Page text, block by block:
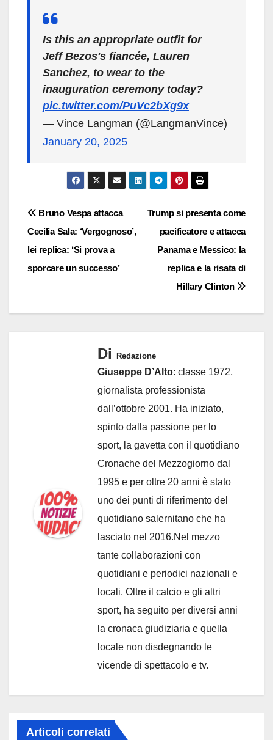
Is this an appropriate outfit for
Jeff Bezos's fiancée, Lauren
Sanchez, to wear to the
inauguration ceremony today?
pic.twitter.com/PuVc2bXg9x
— Vince Langman (@LangmanVince)
January 20, 2025
Navigazione
articoli
Trump si presenta come
pacificatore e attacca
Panama e Messico: la
replica e la risata di
Hillary Clinton
Bruno Vespa attacca
Cecilia Sala: ‘Vergognoso’,
lei replica: ‘Si prova a
sporcare un successo’
Di Redazione
Giuseppe D’Alto: classe 1972,
giornalista professionista
dall’ottobre 2001. Ha iniziato,
spinto dalla passione per lo
sport, la gavetta con il quotidiano
Cronache del Mezzogiorno dal
1995 e per oltre 20 anni è stato
uno dei punti di riferimento del
quotidiano salernitano che ha
lasciato nel 2016.Nel mezzo
tante collaborazioni con
quotidiani e periodici nazionali e
locali. Oltre il calcio e gli altri
sport, ha seguito per diversi anni
la cronaca giudiziaria e quella
locale non disdegnando le
vicende di spettacolo e tv.
Articoli correlati